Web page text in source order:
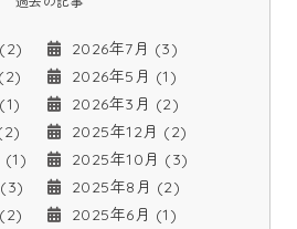
2026年7月 (3)
2026年5月 (1)
2026年3月 (2)
2025年12月 (2)
(1)
2025年10月 (3)
2025年8月 (2)
2025年6月 (1)